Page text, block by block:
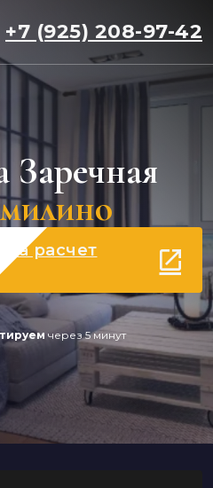
+7 (925) 208-97-42
на расчет
через 5 минут